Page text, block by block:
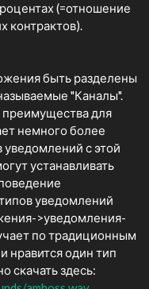
(=отношение
контрактов).
быть разделены
"Каналы".
преимущества для
немного более
с этой
устанавливать
уведомлений
>уведомления-
по традиционным
нравится один тип
скачать здесь: